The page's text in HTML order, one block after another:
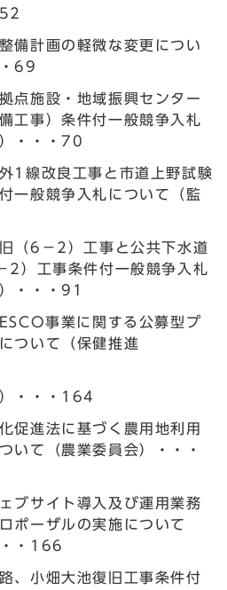
備計画の軽微な変更につい
69
点施設・地域振興センター
工事）条件付一般競争入札
・・・70
1線改良工事と市道上野試験
一般競争入札について（監
（6－2）工事と公共下水道
2）工事条件付一般競争入札
・・・91
事業に関する公募型プ
ついて（保健推進
・・・164
促進法に基づく農用地利用
いて（農業委員会）・・・
ブサイト導入及び運用業務
ポーザルの実施について
・・166
、小畑大池復旧工事条件付